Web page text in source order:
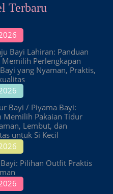
Terbaru
Bayi Lahiran: Panduan
Memilih Perlengkapan
yang Nyaman, Praktis,
Bayi / Piyama Bayi:
Memilih Pakaian Tidur
Lembut, dan
untuk Si Kecil
Pilihan Outfit Praktis